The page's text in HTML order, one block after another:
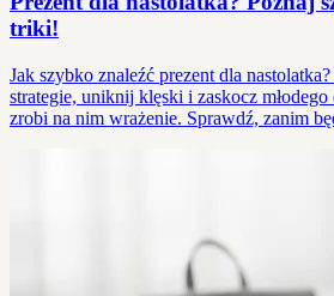
triki!
Jak szybko znaleźć prezent dla
strategie, uniknij klęski i zaskocz
zrobi na nim wrażenie. Sprawdź, zanim